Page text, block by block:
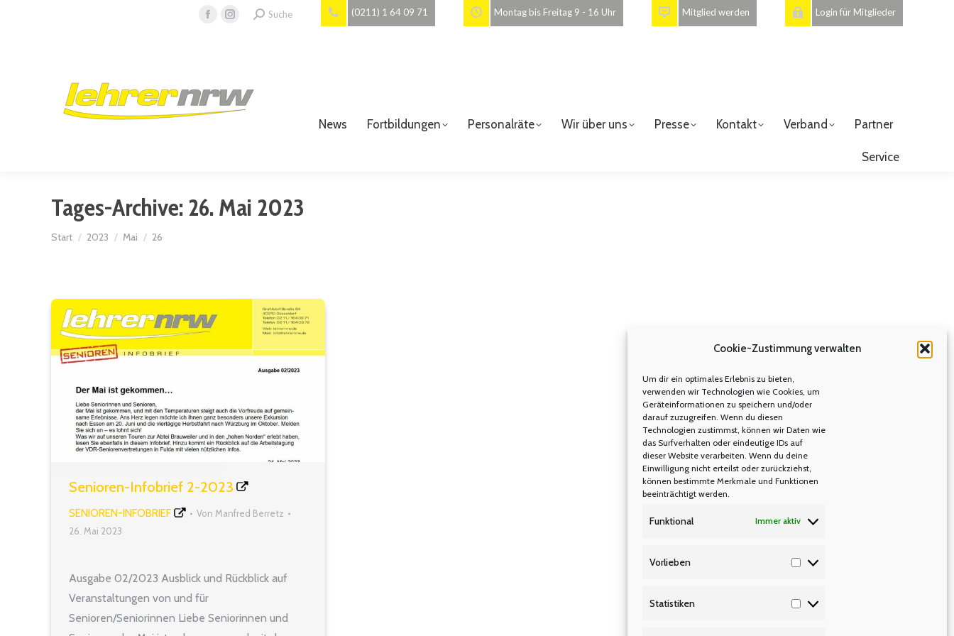
Cookie-Zustimmung verwalten
Um dir ein optimales Erlebnis zu bieten,
verwenden wir Technologien wie Cookies, um
Geräteinformationen zu speichern und/oder
darauf zuzugreifen. Wenn du diesen
Technologien zustimmst, können wir Daten wie
das Surfverhalten oder eindeutige IDs auf
dieser Website verarbeiten. Wenn du deine
Einwilligung nicht erteilst oder zurückziehst,
können bestimmte Merkmale und Funktionen
beeinträchtigt werden.
Funktional Immer aktiv
Vorlieben
Statistiken
Facebook
new
window
Instagram
new
window
Search:
Suche (0211) 1 64 09 71 Montag bis Freitag 9 - 16 Uhr Mitglied werden Login für Mitglieder
News Fortbildungen Personalräte Wir über uns Presse Kontakt Verband Partner
Service
Tages-Archive:26. Mai 2023
Sie befinden sich hier:
Start 2023 Mai 26
Senioren-Infobrief 2-2023
SENIOREN-INFOBRIEF Von Manfred Berretz
26. Mai 2023
Ausgabe 02/2023 Ausblick und Rückblick auf
Veranstaltungen von und für
Senioren/Seniorinnen Liebe Seniorinnen und